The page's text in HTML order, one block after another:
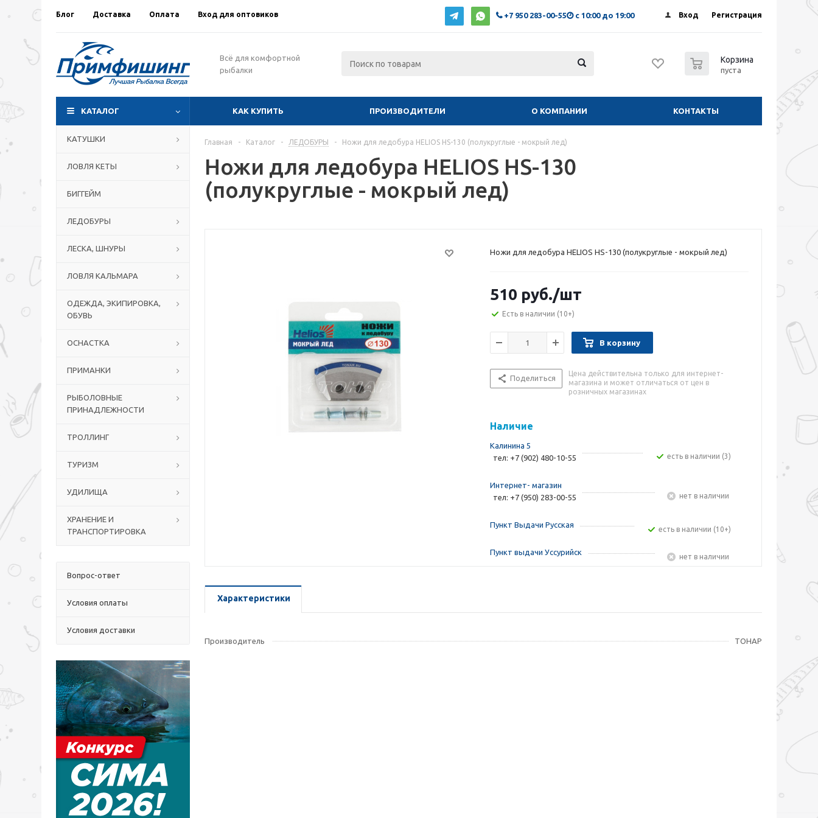
Блог Доставка Оплата Вход для оптовиков Вход Регистрация
+7 950 283-00-55 с 10:00 до 19:00
Всё для комфортной
рыбалки
Корзина
пуста
КАТАЛОГ КАК КУПИТЬ ПРОИЗВОДИТЕЛИ О КОМПАНИИ КОНТАКТЫ
КАТУШКИ
ЛОВЛЯ КЕТЫ
БИГГЕЙМ
ЛЕДОБУРЫ
ЛЕСКА, ШНУРЫ
ЛОВЛЯ КАЛЬМАРА
ОДЕЖДА, ЭКИПИРОВКА,
ОБУВЬ
ОСНАСТКА
ПРИМАНКИ
РЫБОЛОВНЫЕ
ПРИНАДЛЕЖНОСТИ
ТРОЛЛИНГ
ТУРИЗМ
УДИЛИЩА
ХРАНЕНИЕ И
ТРАНСПОРТИРОВКА
Вопрос-ответ
Условия оплаты
Условия доставки
Главная - Каталог - ЛЕДОБУРЫ - Ножи для ледобура HELIOS HS-130 (полукруглые - мокрый лед)
Ножи для ледобура HELIOS HS-130
(полукруглые - мокрый лед)
Ножи для ледобура HELIOS HS-130 (полукруглые - мокрый лед)
510 руб./шт
Есть в наличии (10+)
В корзину
Поделиться
Цена действительна только для интернет-
магазина и может отличаться от цен в
розничных магазинах
Наличие
Калинина 5
тел: +7 (902) 480-10-55
Есть в наличии (3)
Интернет- магазин
тел: +7 (950) 283-00-55
Нет в наличии
Пункт Выдачи Русская Есть в наличии (10+)
Пункт выдачи Уссурийск Нет в наличии
Характеристики
Производитель ТОНАР